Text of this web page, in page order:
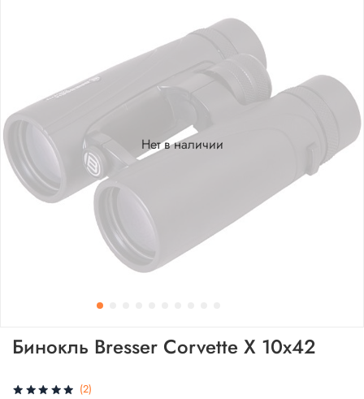
Нет в наличии
(2)
Бинокль Bresser Corvette X 10x42